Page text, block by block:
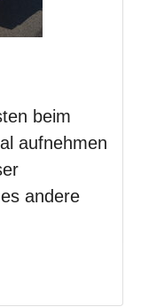
beim
aufnehmen
andere